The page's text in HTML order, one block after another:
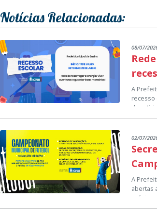
Notícias Relacionadas:
08/07/
A
recesso
das
A
lazer e
As
Setor
02/07/
A
abertas